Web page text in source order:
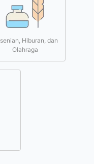
Hiburan, dan
Olahraga